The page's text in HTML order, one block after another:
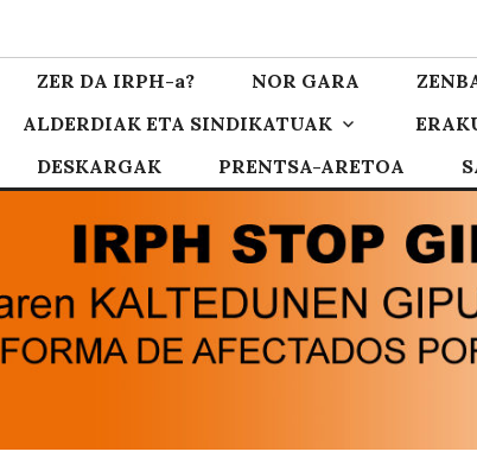
ZER DA IRPH-a? NOR GARA
ALDERDIAK ETA SINDIKATUAK
DESKARGAK PRENTSA-ARETOA